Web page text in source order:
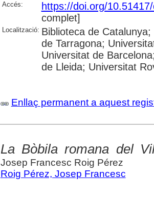
Accés:
https://doi.org/
complet]
Localització: Biblioteca de
de Tarragona;
Universitat de
de Lleida; Universitat
Enllaç permanent a aquest
La Bòbila romana del
Josep Francesc Roig Pérez
Roig Pérez, Josep Francesc